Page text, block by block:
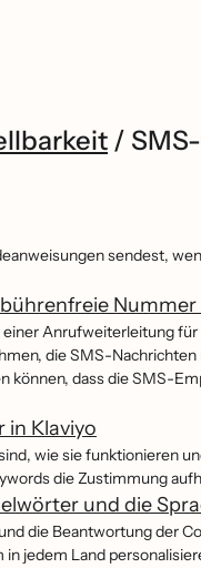
/
sendest,
Nummer
Anrufweiterleitung
die SMS-Nachrichten
dass die SMS-
in Klaviyo
wie sie funktionieren
die Zustimmung
und die
die Beantwortung der
jedem Land